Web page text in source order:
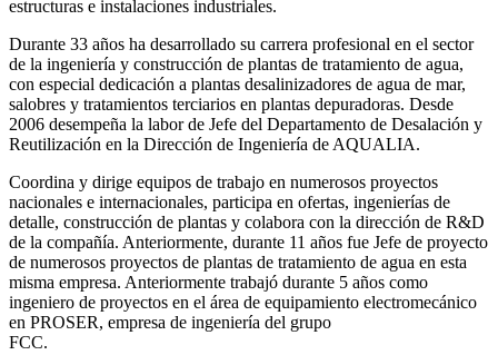
estructuras e instalaciones industriales.
Durante 33 años ha desarrollado su carrera profesional en el sector
de la ingeniería y construcción de plantas de tratamiento de agua,
con especial dedicación a plantas desalinizadores de agua de mar,
salobres y tratamientos terciarios en plantas depuradoras. Desde
2006 desempeña la labor de Jefe del Departamento de Desalación y
Reutilización en la Dirección de Ingeniería de AQUALIA.
Coordina y dirige equipos de trabajo en numerosos proyectos
nacionales e internacionales, participa en ofertas, ingenierías de
detalle, construcción de plantas y colabora con la dirección de R&D
de la compañía. Anteriormente, durante 11 años fue Jefe de proyecto
de numerosos proyectos de plantas de tratamiento de agua en esta
misma empresa. Anteriormente trabajó durante 5 años como
ingeniero de proyectos en el área de equipamiento electromecánico
en PROSER, empresa de ingeniería del grupo
FCC.